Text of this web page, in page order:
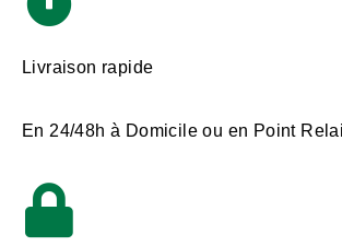
Livraison rapide
En 24/48h à Domicile ou en Point